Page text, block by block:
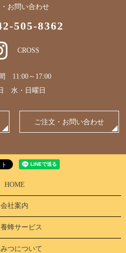
お問い合わせ
505-8362
CROSS
11:00～17:00
水・日曜日
ご注文・お問い合わせ
HOME
会社案内
蜂サービス
つについて